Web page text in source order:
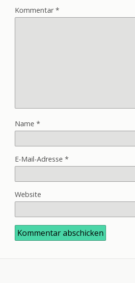
Kommentar*
Name *
E-Mail-Adresse *
Website